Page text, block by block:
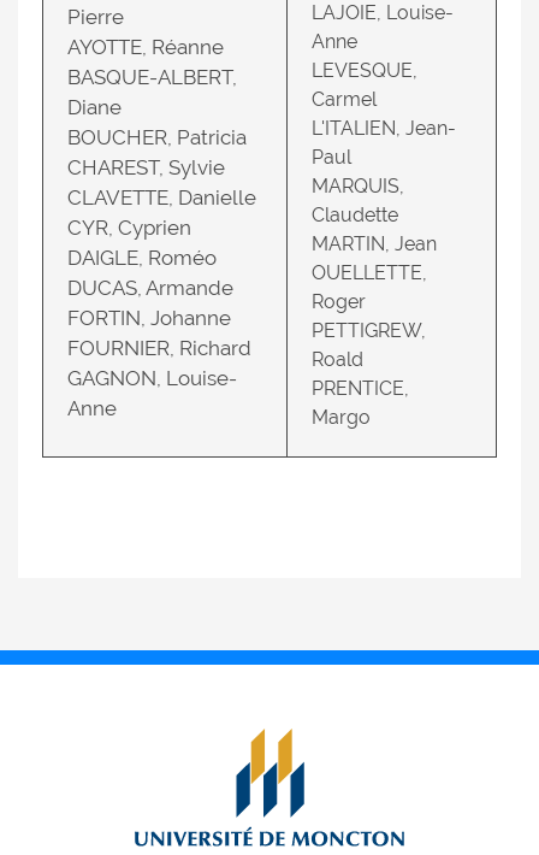
Pierre
AYOTTE, Réanne
BASQUE-ALBERT,
Diane
BOUCHER, Patricia
CHAREST, Sylvie
CLAVETTE, Danielle
CYR, Cyprien
DAIGLE, Roméo
DUCAS, Armande
FORTIN, Johanne
FOURNIER, Richard
GAGNON, Louise-
Anne
LAJOIE, Louise-
Anne
LEVESQUE,
Carmel
L'ITALIEN, Jean-
Paul
MARQUIS,
Claudette
MARTIN, Jean
OUELLETTE,
Roger
PETTIGREW,
Roald
PRENTICE,
Margo